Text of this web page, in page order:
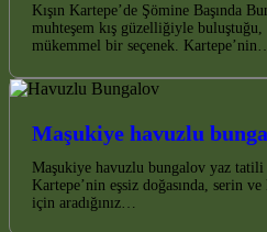
Kışın Kartepe’de Şömine Başında
muhteşem kış güzelliğiyle
mükemmel bir seçenek. Kartepe’nin…
Maşukiye havuzlu
Maşukiye havuzlu bungalov yaz
Kartepe’nin eşsiz doğasında, serin
için aradığınız…